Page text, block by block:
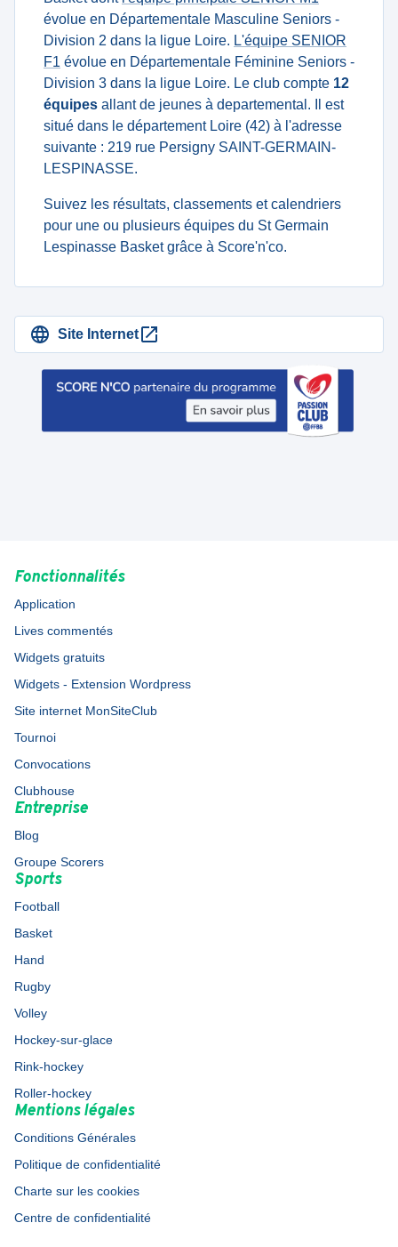
évolue en Départementale Masculine Seniors -
Division 2 dans la ligue Loire. L'équipe SENIOR
F1 évolue en Départementale Féminine Seniors -
Division 3 dans la ligue Loire. Le club compte 12
équipes allant de jeunes à departemental. Il est
situé dans le département Loire (42) à l'adresse
suivante : 219 rue Persigny SAINT-GERMAIN-
LESPINASSE.
Suivez les résultats, classements et calendriers
pour une ou plusieurs équipes du St Germain
Lespinasse Basket grâce à Score'n'co.
Site Internet
Fonctionnalités
Application
Lives commentés
Widgets gratuits
Widgets - Extension Wordpress
Site internet MonSiteClub
Tournoi
Convocations
Clubhouse
Entreprise
Blog
Groupe Scorers
Sports
Football
Basket
Hand
Rugby
Volley
Hockey-sur-glace
Rink-hockey
Roller-hockey
Mentions légales
Conditions Générales
Politique de confidentialité
Charte sur les cookies
Centre de confidentialité